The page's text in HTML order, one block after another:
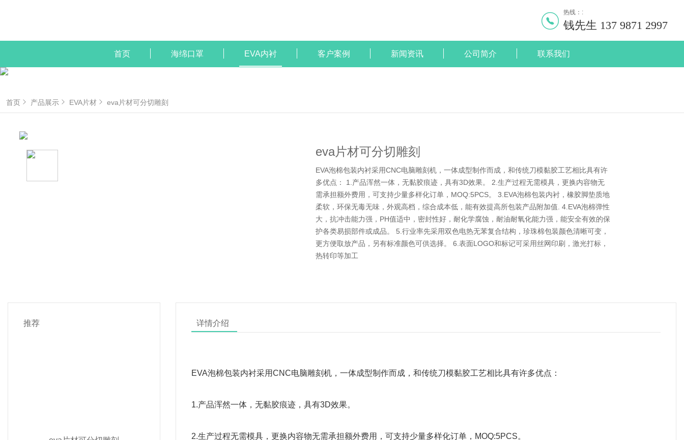
热线：:
钱先生 137 9871 2997
首页 海绵口罩 EVA内衬 客户案例 新闻资讯 公司简介 联系我们
首页 产品展示 EVA片材 eva片材可分切雕刻
eva片材可分切雕刻
EVA泡棉包装内衬采用CNC电脑雕刻机，一体成型制作而成，和传统刀模黏胶工艺相比具有许
多优点： 1.产品浑然一体，无黏胶痕迹，具有3D效果。 2.生产过程无需模具，更换内容物无
需承担额外费用，可支持少量多样化订单，MOQ:5PCS。 3.EVA泡棉包装内衬，橡胶脚垫质地
柔软，环保无毒无味，外观高档，综合成本低，能有效提高所包装产品附加值. 4.EVA泡棉弹性
大，抗冲击能力强，PH值适中，密封性好，耐化学腐蚀，耐油耐氧化能力强，能安全有效的保
护各类易损部件或成品。 5.行业率先采用双色电热无苯复合结构，珍珠棉包装颜色清晰可变，
更方便取放产品，另有标准颜色可供选择。 6.表面LOGO和标记可采用丝网印刷，激光打标，
热转印等加工
推荐 详情介绍
EVA泡棉包装内衬采用CNC电脑雕刻机，一体成型制作而成，和传统刀模黏胶工艺相比具有许多优点：
1.产品浑然一体，无黏胶痕迹，具有3D效果。
2.生产过程无需模具，更换内容物无需承担额外费用，可支持少量多样化订单，MOQ:5PCS。